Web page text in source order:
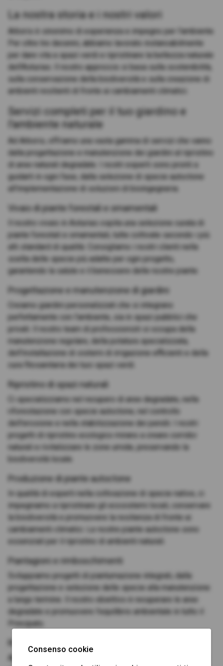
La nostra storia e i nostri valori
Arboris è sinonimo di esperienza e impegno per l'ambiente.
Per oltre tre decenni, abbiamo lavorato instancabilmente
per dare vita a spazi verdi e ripristinare la bellezza naturale
dell'Asturias. Il nostro approccio si basa sulla sostenibilità,
sulla conservazione della biodiversità e sulla creazione di
ambienti resilienti di fronte ai cambiamenti climatici.
Servizi completi per il tuo giardino e
l'ambiente naturale
Ad Arboris, offriamo una vasta gamma di servizi che vanno
dalla progettazione e manutenzione dei giardini al ripristino
di aree naturali degradate. I nostri esperti sono pronti a
guidarti in ogni fase, dalla selezione di specie autoctone
all'implementazione di soluzioni di bioingegneria.
Vivaio di piante forestali e ornamentali
Il nostro vivaio in Asturias ospita una selezione curata di
piante forestali e ornamentali, tutte coltivate secondo i più
alti standard di qualità. Consigliamo i nostri clienti nella
scelta delle specie più adatte per ogni progetto,
garantendo la salute e il benessere delle nostre piante.
Progettazione e manutenzione di giardini
Creiamo giardini personalizzati che si integrano
perfettamente con l'ambiente, sia in spazi pubblici che
privati. Il nostro team di professionisti si occupa della
manutenzione regolare, della potatura specializzata,
dell'installazione di sistemi di irrigazione efficienti e della
cura fitosanitaria dei tuoi spazi verdi.
Ripristino di spazi naturali
Ci specializziamo nel recupero di aree degradate, nella
riforestazione con specie autoctone, nel controllo
dell'erosione e nella stabilizzazione dei pendii. I nostri
progetti di ripristino ecologico mirano a creare corridoi
naturali e rivitalizzare le zone umide, preservando la
biodiversità locale.
Produzione di piante autoctone
In qualità di esperti nella coltivazione di specie native, ci
impegniamo a ripristinare gli ecosistemi locali, conservare
la biodiversità e promuovere la resilienza di fronte ai
cambiamenti climatici. Le nostre piante autoctone sono
essenziali per il ripristino di ambienti naturali.
Piantagioni e rimboschimenti
Sviluppiamo progetti di piantumazione integrati, dalla
progettazione e selezione delle specie alla manutenzione
a lungo termine. Il nostro obiettivo è recuperare le aree
degradate e promuovere l'equilibrio ambientale in tutto il
Principato.
Applichiamo metodi efficaci e rispettosi dell'ambiente per
Consenso cookie